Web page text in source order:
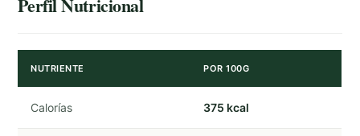
NUTRIENTE POR 100G
Calorías 375 kcal